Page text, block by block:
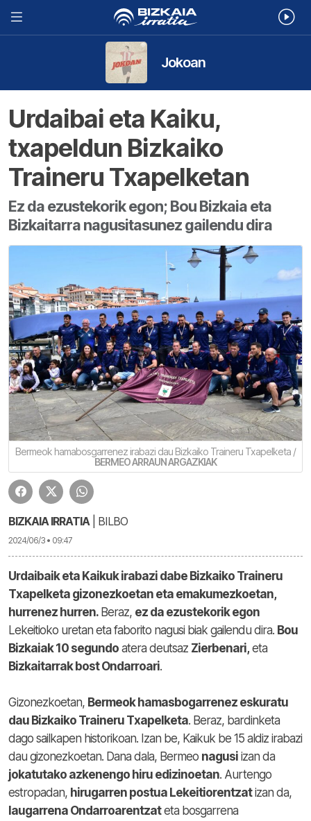
Jokoan
Urdaibai eta Kaiku,
txapeldun Bizkaiko
Traineru Txapelketan
Ez da ezustekorik egon; Bou Bizkaia eta
Bizkaitarra nagusitasunez gailendu dira
Bermeok hamabosgarrenez irabazi dau Bizkaiko Traineru Txapelketa /
BERMEO ARRAUN ARGAZKIAK
BIZKAIA IRRATIA| BILBO
2024/06/3 • 09:47
Urdaibaik eta Kaikuk irabazi dabe Bizkaiko Traineru
Txapelketa gizonezkoetan eta emakumezkoetan,
hurrenez hurren. Beraz, ez da ezustekorik egon
Lekeitioko uretan eta faborito nagusi biak gailendu dira. Bou
Bizkaiak 10 segundo atera deutsaz Zierbenari, eta
Bizkaitarrak bost Ondarroari.
Gizonezkoetan, Bermeok hamasbogarrenez eskuratu
dau Bizkaiko Traineru Txapelketa. Beraz, bardinketa
dago sailkapen historikoan. Izan be, Kaikuk be 15 aldiz irabazi
dau gizonezkoetan. Dana dala, Bermeo nagusi izan da
jokatutako azkenengo hiru edizinoetan. Aurtengo
estropadan, hirugarren postua Lekeitiorentzatizan da,
laugarrena Ondarroarentzateta bosgarrena